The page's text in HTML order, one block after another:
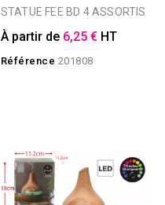
STATUE FEE BD 4 ASSORTIS
À partir de 6,25 € HT
Référence 201808